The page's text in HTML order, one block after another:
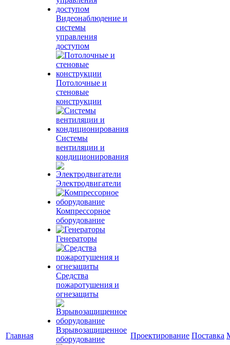
Главная
Видеонаблюдение и
системы
управления
доступом
Потолочные и
стеновые
конструкции
Системы
вентиляции и
кондиционирования
Электродвигатели
Компрессорное
оборудование
Генераторы
Средства
пожаротушения и
огнезащиты
Взрывозащищенное
оборудование
Проектирование Поставка